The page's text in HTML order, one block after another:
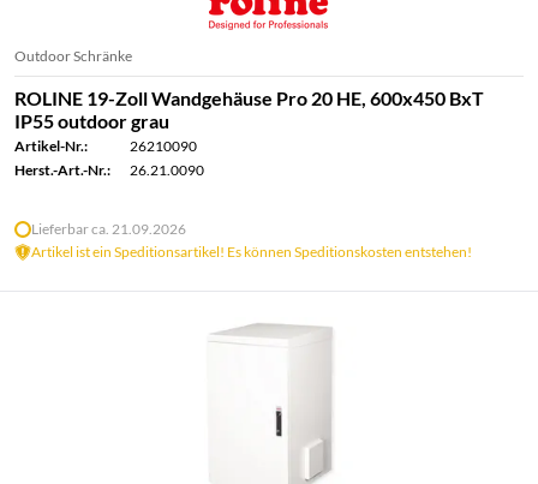
Outdoor Schränke
ROLINE 19-Zoll Wandgehäuse Pro 20 HE, 600x450 BxT
IP55 outdoor grau
Artikel-Nr.:
26210090
Herst.-Art.-Nr.:
26.21.0090
Lieferbar ca. 21.09.2026
Artikel ist ein Speditionsartikel! Es können Speditionskosten entstehen!